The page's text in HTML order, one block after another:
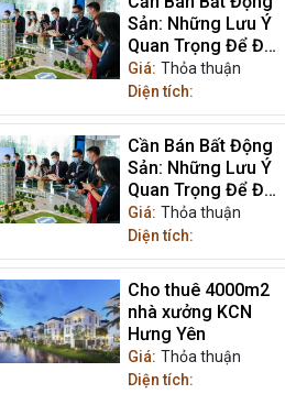
Sản: Những Lưu Ý
Quan Trọng Để Đạt
Được Giá Trị Tối Ưu
Giá: Thỏa thuận
Diện tích:
Cần Bán Bất Động
Sản: Những Lưu Ý
Quan Trọng Để Đạt
Được Giá Trị Tối Ưu
Giá: Thỏa thuận
Diện tích:
Cho thuê 4000m2
nhà xưởng KCN
Hưng Yên
Giá: Thỏa thuận
Diện tích: